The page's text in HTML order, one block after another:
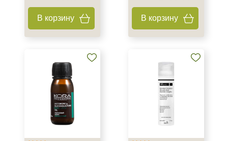
Гиперкератоз
Гиперпигментация
В корзину В корзину